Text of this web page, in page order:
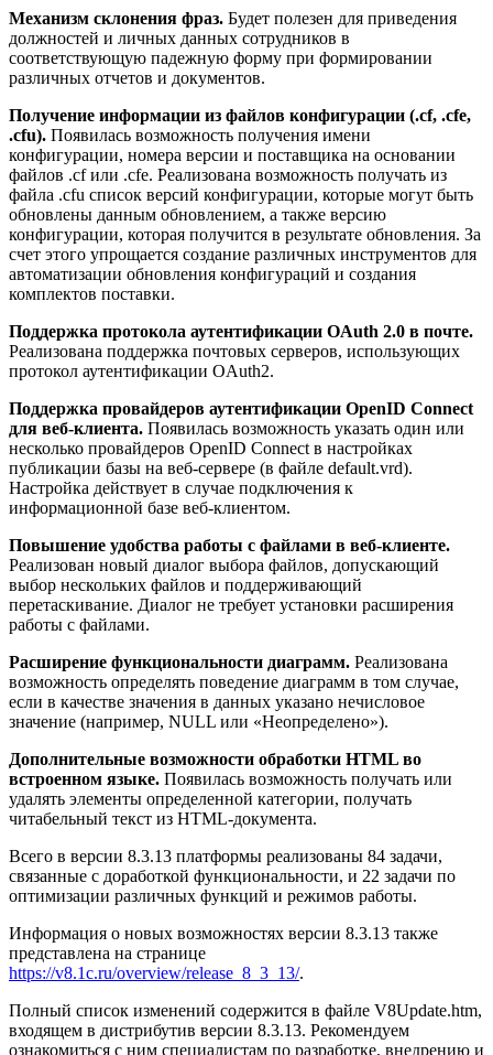
Механизм склонения фраз. Будет полезен для приведения
должностей и личных данных сотрудников в
соответствующую падежную форму при формировании
различных отчетов и документов.
Получение информации из файлов конфигурации (.cf, .cfe,
.cfu). Появилась возможность получения имени
конфигурации, номера версии и поставщика на основании
файлов .cf или .cfe. Реализована возможность получать из
файла .cfu список версий конфигурации, которые могут быть
обновлены данным обновлением, а также версию
конфигурации, которая получится в результате обновления. За
счет этого упрощается создание различных инструментов для
автоматизации обновления конфигураций и создания
комплектов поставки.
Поддержка протокола аутентификации OAuth 2.0 в почте.
Реализована поддержка почтовых серверов, использующих
протокол аутентификации OAuth2.
Поддержка провайдеров аутентификации OpenID Connect
для веб-клиента. Появилась возможность указать один или
несколько провайдеров OpenID Connect в настройках
публикации базы на веб-сервере (в файле default.vrd).
Настройка действует в случае подключения к
информационной базе веб-клиентом.
Повышение удобства работы с файлами в веб-клиенте.
Реализован новый диалог выбора файлов, допускающий
выбор нескольких файлов и поддерживающий
перетаскивание. Диалог не требует установки расширения
работы с файлами.
Расширение функциональности диаграмм. Реализована
возможность определять поведение диаграмм в том случае,
если в качестве значения в данных указано нечисловое
значение (например, NULL или «Неопределено»).
Дополнительные возможности обработки HTML во
встроенном языке. Появилась возможность получать или
удалять элементы определенной категории, получать
читабельный текст из HTML-документа.
Всего в версии 8.3.13 платформы реализованы 84 задачи,
связанные с доработкой функциональности, и 22 задачи по
оптимизации различных функций и режимов работы.
Информация о новых возможностях версии 8.3.13 также
представлена на странице
https://v8.1c.ru/overview/release_8_3_13/.
Полный список изменений содержится в файле V8Update.htm,
входящем в дистрибутив версии 8.3.13. Рекомендуем
ознакомиться с ним специалистам по разработке, внедрению и